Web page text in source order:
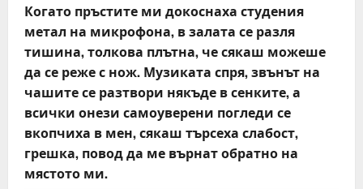
Когато пръстите ми докоснаха студения
метал на микрофона, в залата се разля
тишина, толкова плътна, че сякаш можеше
да се реже с нож. Музиката спря, звънът на
чашите се разтвори някъде в сенките, а
всички онези самоуверени погледи се
вкопчиха в мен, сякаш търсеха слабост,
грешка, повод да ме върнат обратно на
мястото ми.